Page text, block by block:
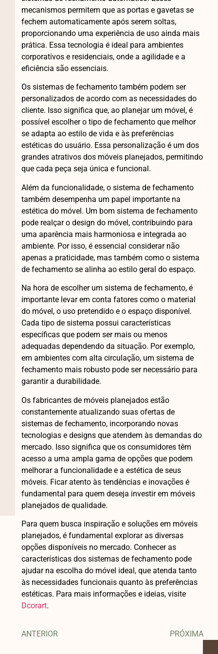
mecanismos permitem que as portas e gavetas se
fechem automaticamente após serem soltas,
proporcionando uma experiência de uso ainda mais
prática. Essa tecnologia é ideal para ambientes
corporativos e residenciais, onde a agilidade e a
eficiência são essenciais.
Os sistemas de fechamento também podem ser
personalizados de acordo com as necessidades do
cliente. Isso significa que, ao planejar um móvel, é
possível escolher o tipo de fechamento que melhor
se adapta ao estilo de vida e às preferências
estéticas do usuário. Essa personalização é um dos
grandes atrativos dos móveis planejados, permitindo
que cada peça seja única e funcional.
Além da funcionalidade, o sistema de fechamento
também desempenha um papel importante na
estética do móvel. Um bom sistema de fechamento
pode realçar o design do móvel, contribuindo para
uma aparência mais harmoniosa e integrada ao
ambiente. Por isso, é essencial considerar não
apenas a praticidade, mas também como o sistema
de fechamento se alinha ao estilo geral do espaço.
Na hora de escolher um sistema de fechamento, é
importante levar em conta fatores como o material
do móvel, o uso pretendido e o espaço disponível.
Cada tipo de sistema possui características
específicas que podem ser mais ou menos
adequadas dependendo da situação. Por exemplo,
em ambientes com alta circulação, um sistema de
fechamento mais robusto pode ser necessário para
garantir a durabilidade.
Os fabricantes de móveis planejados estão
constantemente atualizando suas ofertas de
sistemas de fechamento, incorporando novas
tecnologias e designs que atendem às demandas do
mercado. Isso significa que os consumidores têm
acesso a uma ampla gama de opções que podem
melhorar a funcionalidade e a estética de seus
móveis. Ficar atento às tendências e inovações é
fundamental para quem deseja investir em móveis
planejados de qualidade.
Para quem busca inspiração e soluções em móveis
planejados, é fundamental explorar as diversas
opções disponíveis no mercado. Conhecer as
características dos sistemas de fechamento pode
ajudar na escolha do móvel ideal, que atenda tanto
às necessidades funcionais quanto às preferências
estéticas. Para mais informações e ideias, visite
Dcorart.
ANTERIOR PRÓXIMA